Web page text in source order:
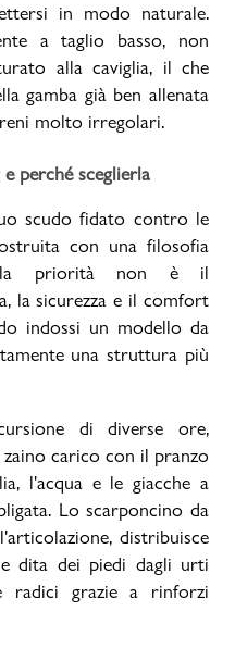
in modo naturale.
a taglio basso, non
alla caviglia, il che
gamba già ben allenata
molto irregolari.
perché sceglierla
scudo fidato contro le
con una filosofia
la priorità non è il
la sicurezza e il comfort
indossi un modello da
una struttura più
di diverse ore,
carico con il pranzo
l'acqua e le giacche a
Lo scarponcino da
distribuisce
dita dei piedi dagli urti
radici grazie a rinforzi